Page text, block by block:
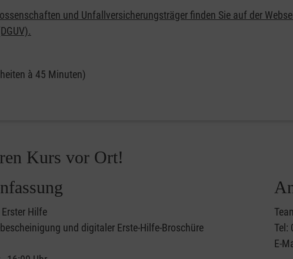
und Unfallversicherungsträger finden Sie auf der
à 45 Minuten)
Kurs vor Ort!
Hilfe
und digitaler Erste-Hilfe-Broschüre
Tel:
E-